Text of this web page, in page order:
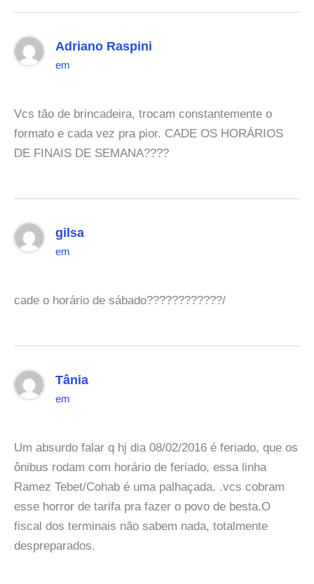
Adriano Raspini
em
Vcs tão de brincadeira, trocam constantemente o
formato e cada vez pra pior. CADE OS HORÁRIOS
DE FINAIS DE SEMANA????
gilsa
em
cade o horário de sábado????????????/
Tânia
em
Um absurdo falar q hj dia 08/02/2016 é feriado, que os
ônibus rodam com horário de feriado, essa linha
Ramez Tebet/Cohab é uma palhaçada. .vcs cobram
esse horror de tarifa pra fazer o povo de besta.O
fiscal dos terminais não sabem nada, totalmente
despreparados.